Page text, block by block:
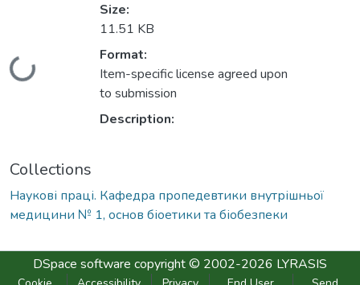
Loading...
Size:
11.51 KB
Format:
Item-specific license agreed upon
to submission
Description:
Collections
Наукові праці. Кафедра пропедевтики внутрішньої
медицини № 1, основ біоетики та біобезпеки
DSpace software copyright © 2002-2026 LYRASIS